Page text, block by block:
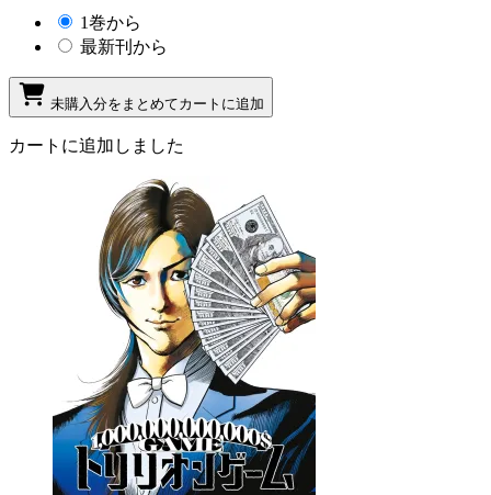
1巻から
最新刊から
未購入分をまとめてカートに追加
カートに追加しました